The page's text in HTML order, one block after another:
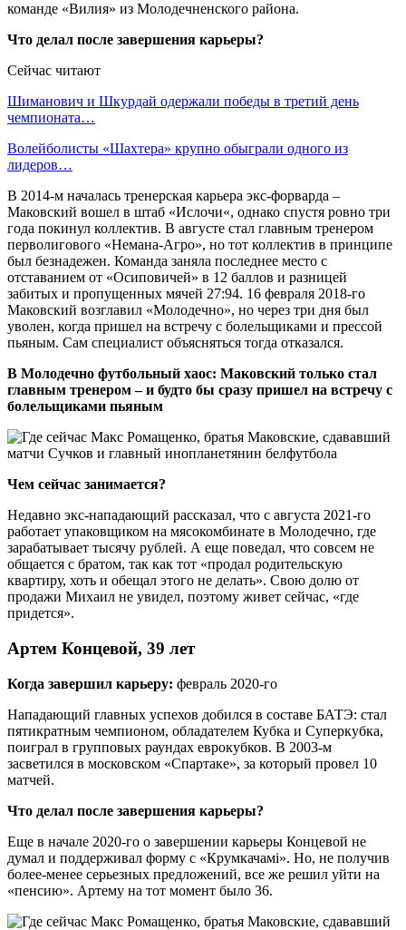
команде «Вилия» из Молодечненского района.
Что делал после завершения карьеры?
Сейчас читают
Шиманович и Шкурдай одержали победы в третий день
чемпионата…
Волейболисты «Шахтера» крупно обыграли одного из
лидеров…
В 2014-м началась тренерская карьера экс-форварда –
Маковский вошел в штаб «Ислочи«, однако спустя ровно три
года покинул коллектив. В августе стал главным тренером
перволигового «Немана-Агро», но тот коллектив в принципе
был безнадежен. Команда заняла последнее место с
отставанием от «Осиповичей» в 12 баллов и разницей
забитых и пропущенных мячей 27:94. 16 февраля 2018-го
Маковский возглавил «Молодечно», но через три дня был
уволен, когда пришел на встречу с болельщиками и прессой
пьяным. Сам специалист объясняться тогда отказался.
В Молодечно футбольный хаос: Маковский только стал
главным тренером – и будто бы сразу пришел на встречу с
болельщиками пьяным
Чем сейчас занимается?
Недавно экс-нападающий рассказал, что с августа 2021-го
работает упаковщиком на мясокомбинате в Молодечно, где
зарабатывает тысячу рублей. А еще поведал, что совсем не
общается с братом, так как тот «продал родительскую
квартиру, хоть и обещал этого не делать». Свою долю от
продажи Михаил не увидел, поэтому живет сейчас, «где
придется».
Артем Концевой, 39 лет
Когда завершил карьеру: февраль 2020-го
Нападающий главных успехов добился в составе БАТЭ: стал
пятикратным чемпионом, обладателем Кубка и Суперкубка,
поиграл в групповых раундах еврокубков. В 2003-м
засветился в московском «Спартаке», за который провел 10
матчей.
Что делал после завершения карьеры?
Еще в начале 2020-го о завершении карьеры Концевой не
думал и поддерживал форму с «Крумкачамi». Но, не получив
более-менее серьезных предложений, все же решил уйти на
«пенсию». Артему на тот момент было 36.